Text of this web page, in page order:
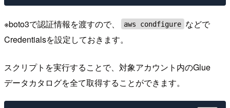
※boto3で認証情報を渡すので、 aws condfigure などで
Credentialsを設定しておきます。
スクリプトを実行することで、対象アカウント内のGlue
データカタログを全て取得することができます。